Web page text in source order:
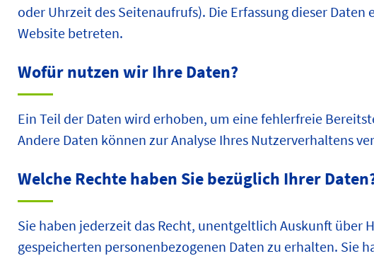
oder Uhrzeit des Seitenaufrufs). Die Erfassung dieser
Website betreten.
Wofür nutzen wir Ihre Daten?
Ein Teil der Daten wird erhoben, um eine fehlerfreie
Andere Daten können zur Analyse Ihres Nutzerverhaltens
Welche Rechte haben Sie bezüglich Ihrer
Sie haben jederzeit das Recht, unentgeltlich Auskunft über
gespeicherten personenbezogenen Daten zu erhalten. Sie